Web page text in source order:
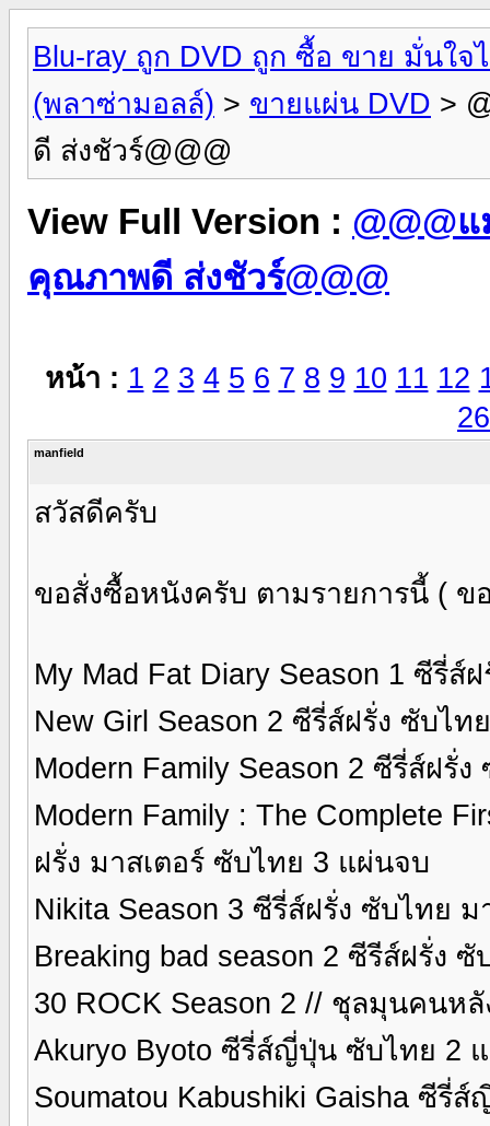
Blu-ray ถูก DVD ถูก ซื้อ ขาย มั่นใจ
(พลาซ่ามอลล์) > ขายแผ่น DVD >
ดี ส่งชัวร์@@@
View Full Version : @@@
คุณภาพดี ส่งชัวร์@@@
หน้า : 1 2 3 4 5 6 7 8 9 10 11 12
26
manfield
สวัสดีครับ
ขอสั่งซื้อหนังครับ ตามรายการนี้ (
My Mad Fat Diary Season 1 ซีรี่ส์
New Girl Season 2 ซีรี่ส์ฝรั่ง ซับไท
Modern Family Season 2 ซีรี่ส์ฝรั่
Modern Family : The Complete
ฝรั่ง มาสเตอร์ ซับไทย 3 แผ่นจบ
Nikita Season 3 ซีรี่ส์ฝรั่ง ซับไทย
Breaking bad season 2 ซีรีส์ฝรั่ง
30 ROCK Season 2 // ชุลมุนคนห
Akuryo Byoto ซีรี่ส์ญี่ปุ่น ซับไทย 2
Soumatou Kabushiki Gaisha ซีรี่